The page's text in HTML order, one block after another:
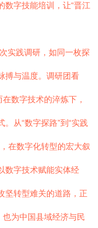
数字技能培训，让“晋江
实践调研，如同一枚探
搏与温度。调研团看
数字技术的淬炼下，
从“数字探路”到“实践
在数字化转型的宏大叙
数字技术赋能实体经
坚转型难关的道路，正
也为中国县域经济与民